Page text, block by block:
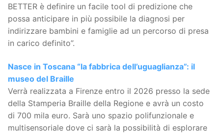
BETTER è definire un facile tool di predizione che
possa anticipare in più possibile la diagnosi per
indirizzare bambini e famiglie ad un percorso di presa
in carico definito”.
Nasce in Toscana “la fabbrica dell’uguaglianza”: il
museo del Braille
Verrà realizzata a Firenze entro il 2026 presso la sede
della Stamperia Braille della Regione e avrà un costo
di 700 mila euro. Sarà uno spazio polifunzionale e
multisensoriale dove ci sarà la possibilità di esplorare